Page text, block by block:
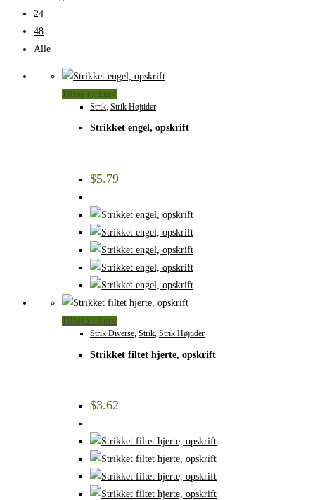
24
48
Alle
Tilføj til kurv
Strik, Strik Højtider
Strikket engel, opskrift
$5.79
Tilføj til kurv
Strik Diverse, Strik, Strik Højtider
Strikket filtet hjerte, opskrift
$3.62